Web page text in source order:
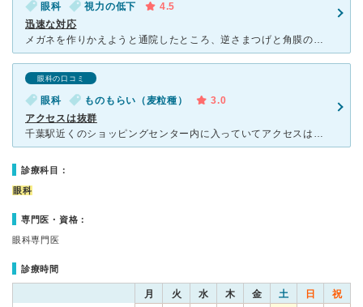
眼科 視力の低下
4.5
迅速な対応
メガネを作りかえようと通院したところ、逆さまつげと角膜の傷を指摘され、近くの大きめの病院で逆さまつげの手術を受けるように診断されました。紹介状をすぐに書いてくれるという迅速な対応をしてくださり、無事に
眼科の口コミ
眼科 ものもらい（麦粒種）
3.0
アクセスは抜群
千葉駅近くのショッピングセンター内に入っていてアクセスは抜群です。また、土日祝もやっているため働いていて平日行けない人にも良いと思います。 ただ、コンタクトの受付も行っているので待ち時間が少しあ
診療科目：
眼科
専門医・資格：
眼科専門医
診療時間
月 火 水 木 金 土 日 祝